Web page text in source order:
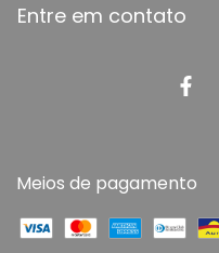
Entre em contato
Meios de pagamento